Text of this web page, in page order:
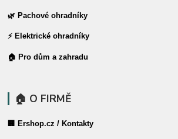
🌿 Pachové ohradníky
⚡ Elektrické ohradníky
🏠 Pro dům a zahradu
🏠 O FIRMĚ
🏢 Ershop.cz / Kontakty